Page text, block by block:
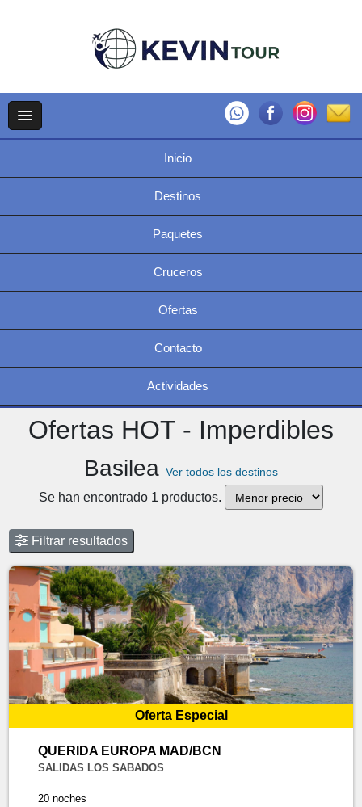
Inicio
Destinos
Paquetes
Cruceros
Ofertas
Contacto
Actividades
Ofertas HOT - Imperdibles
Basilea Ver todos los destinos
Se han encontrado 1 productos.
Filtrar resultados
Oferta Especial
QUERIDA EUROPA MAD/BCN
SALIDAS LOS SABADOS
20 noches